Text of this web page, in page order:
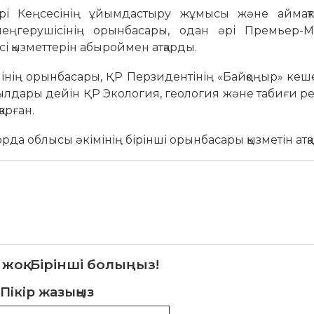
ұйымдастыру жұмысы және
орынбасары, одан әрі Премьер-
қызметтерін абыроймен атқарды.
орынбасары, ҚР Перзидентінің «Байқоңыр»
дейін ҚР Экология, геология және табиғи
әкімінің бірінші орынбасары қызметін
Бірінші болыңыз!
Пікір жазыңыз